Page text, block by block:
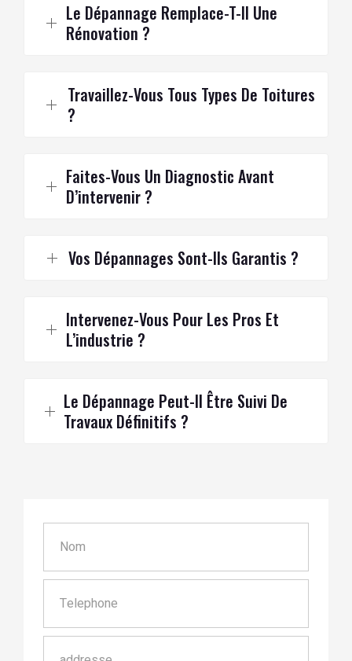
Le Dépannage Remplace-T-Il Une
Rénovation ?
Travaillez-Vous Tous Types De Toitures
?
Faites-Vous Un Diagnostic Avant
D’intervenir ?
Vos Dépannages Sont-Ils Garantis ?
Intervenez-Vous Pour Les Pros Et
L’industrie ?
Le Dépannage Peut-Il Être Suivi De
Travaux Définitifs ?